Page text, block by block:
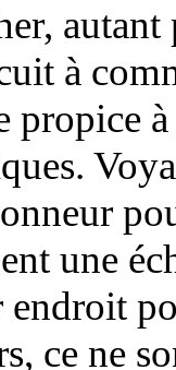
autant
à
propice
une
ce ne